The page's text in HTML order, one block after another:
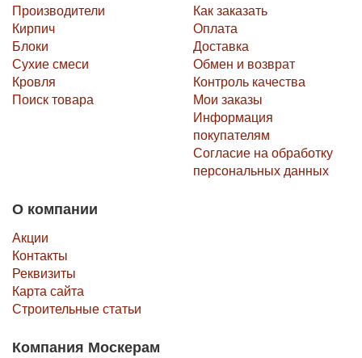
Производители
Кирпич
Блоки
Сухие смеси
Кровля
Поиск товара
Как заказать
Оплата
Доставка
Обмен и возврат
Контроль качества
Мои заказы
Информация
покупателям
Согласие на обработку
персональных данных
О компании
Акции
Контакты
Реквизиты
Карта сайта
Строительные статьи
Компания Москерам